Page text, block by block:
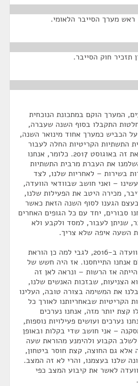
ראש מערך הסייבר הלאומי.
תזכיר חוק הסייבר.
המערך הוקם במתכונת הנוכחית
התקבלו בסוף השנה שעברה,
הכביש כמערך אחוד מינואר השנה,
התשתיות הקריטיות החלה לעבור
ב-2016 וסיימנו לקבל את זה באוגוסט 2017. כלומר, אנחנו
את העברת מרבית התשתיות
בשירות – לאחריות שלנו, לצד
– ואני חושב שבוודאי הוועדה,
מכירה היטב את הפעילות שלנו,
הגענו לסוף השנה הזאת כאשר
סבורים, יחד עם כל הגופים האחרים
שניתן לעבור, למסד ולקבע ולא
השעה איפה שלא צריך.
השיקולים שהיו בפני הוועדה ב-2016, לגבי למה כן הוראת
אנחנו התייחסנו. אז היה חשש של
אז הרשות – ונראה לאן זה
הצניעות, שבזכות האנשים שלנו,
את המשימה בצורה טובה, העלינו
הקריטיות שבאחריותנו לאורך כל
קצת יותר מזה, אנחנו נערכים
נערכים ועושים פעילויות נוספות,
– אני חושב שדי בקלות ובאופן
הקבוע ולהימנע מהוראת שעה
גם החוצה, קצת חוסר ביטחון,
שלנו בעצמנו, והרי לא זה המצב.
לאשר את קיבוע המצב כפי